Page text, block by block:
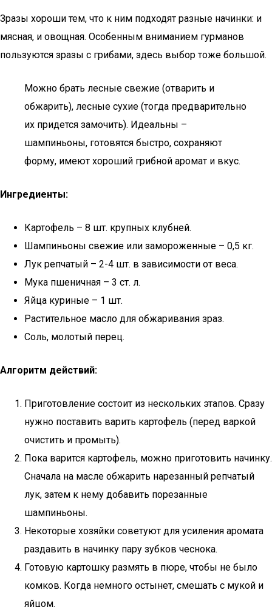
Зразы хороши тем, что к ним подходят разные начинки: и
мясная, и овощная. Особенным вниманием гурманов
пользуются зразы с грибами, здесь выбор тоже большой.
Можно брать лесные свежие (отварить и
обжарить), лесные сухие (тогда предварительно
их придется замочить). Идеальны –
шампиньоны, готовятся быстро, сохраняют
форму, имеют хороший грибной аромат и вкус.
Ингредиенты:
Картофель – 8 шт. крупных клубней.
Шампиньоны свежие или замороженные – 0,5 кг.
Лук репчатый – 2-4 шт. в зависимости от веса.
Мука пшеничная – 3 ст. л.
Яйца куриные – 1 шт.
Растительное масло для обжаривания зраз.
Соль, молотый перец.
Алгоритм действий:
Приготовление состоит из нескольких этапов. Сразу
нужно поставить варить картофель (перед варкой
очистить и промыть).
Пока варится картофель, можно приготовить начинку.
Сначала на масле обжарить нарезанный репчатый
лук, затем к нему добавить порезанные
шампиньоны.
Некоторые хозяйки советуют для усиления аромата
раздавить в начинку пару зубков чеснока.
Готовую картошку размять в пюре, чтобы не было
комков. Когда немного остынет, смешать с мукой и
яйцом.